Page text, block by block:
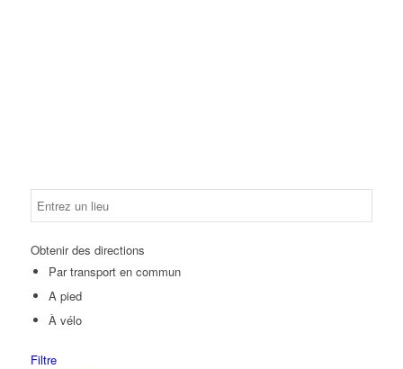
Obtenir des directions
Par transport en commun
A pied
À vélo
Filtre